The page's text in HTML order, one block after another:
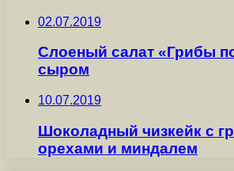
02.07.2019
Слоеный салат «Грибы
сыром
10.07.2019
Шоколадный чизкейк с
орехами и миндалем